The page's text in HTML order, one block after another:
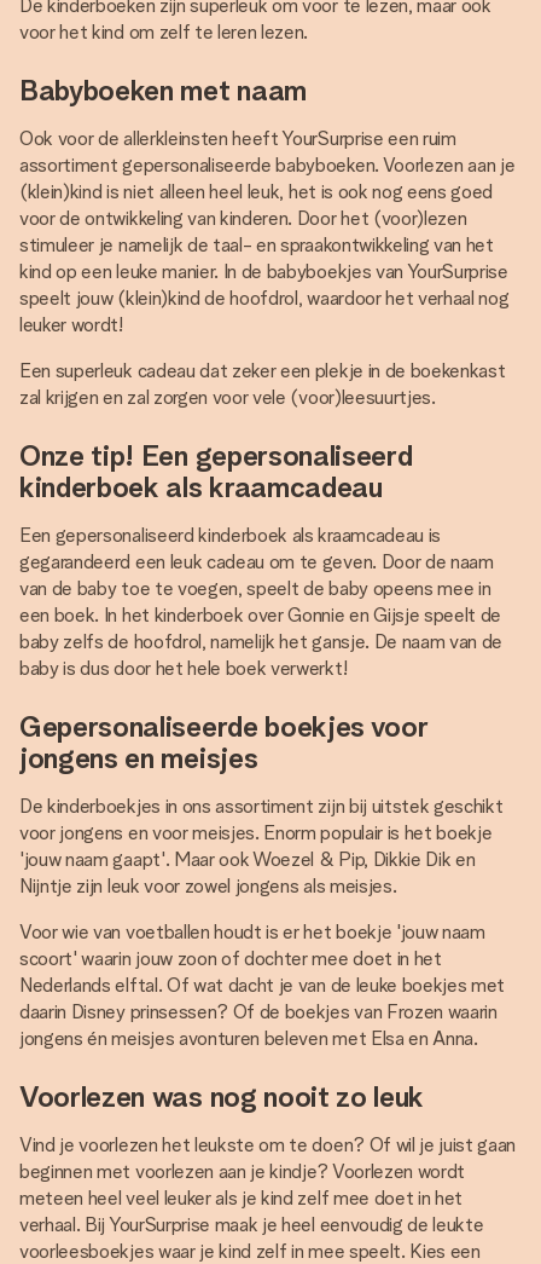
De kinderboeken zijn superleuk om voor te lezen, maar ook
voor het kind om zelf te leren lezen.
Babyboeken met naam
Ook voor de allerkleinsten heeft YourSurprise een ruim
assortiment gepersonaliseerde babyboeken. Voorlezen aan je
(klein)kind is niet alleen heel leuk, het is ook nog eens goed
voor de ontwikkeling van kinderen. Door het (voor)lezen
stimuleer je namelijk de taal- en spraakontwikkeling van het
kind op een leuke manier. In de babyboekjes van YourSurprise
speelt jouw (klein)kind de hoofdrol, waardoor het verhaal nog
leuker wordt!
Een superleuk cadeau dat zeker een plekje in de boekenkast
zal krijgen en zal zorgen voor vele (voor)leesuurtjes.
Onze tip! Een gepersonaliseerd
kinderboek als kraamcadeau
Een gepersonaliseerd kinderboek als kraamcadeau is
gegarandeerd een leuk cadeau om te geven. Door de naam
van de baby toe te voegen, speelt de baby opeens mee in
een boek. In het kinderboek over Gonnie en Gijsje speelt de
baby zelfs de hoofdrol, namelijk het gansje. De naam van de
baby is dus door het hele boek verwerkt!
Gepersonaliseerde boekjes voor
jongens en meisjes
De kinderboekjes in ons assortiment zijn bij uitstek geschikt
voor jongens en voor meisjes. Enorm populair is het boekje
'jouw naam gaapt'. Maar ook Woezel & Pip, Dikkie Dik en
Nijntje zijn leuk voor zowel jongens als meisjes.
Voor wie van voetballen houdt is er het boekje 'jouw naam
scoort' waarin jouw zoon of dochter mee doet in het
Nederlands elftal. Of wat dacht je van de leuke boekjes met
daarin Disney prinsessen? Of de boekjes van Frozen waarin
jongens én meisjes avonturen beleven met Elsa en Anna.
Voorlezen was nog nooit zo leuk
Vind je voorlezen het leukste om te doen? Of wil je juist gaan
beginnen met voorlezen aan je kindje? Voorlezen wordt
meteen heel veel leuker als je kind zelf mee doet in het
verhaal. Bij YourSurprise maak je heel eenvoudig de leukte
voorleesboekjes waar je kind zelf in mee speelt. Kies een